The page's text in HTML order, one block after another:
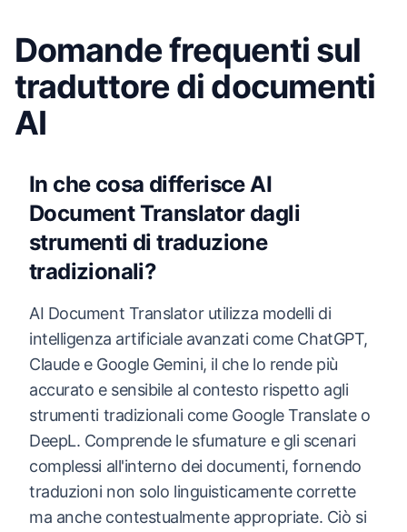
Domande frequenti sul
traduttore di documenti
AI
In che cosa differisce AI
Document Translator dagli
strumenti di traduzione
tradizionali?
AI Document Translator utilizza modelli di
intelligenza artificiale avanzati come ChatGPT,
Claude e Google Gemini, il che lo rende più
accurato e sensibile al contesto rispetto agli
strumenti tradizionali come Google Translate o
DeepL. Comprende le sfumature e gli scenari
complessi all'interno dei documenti, fornendo
traduzioni non solo linguisticamente corrette
ma anche contestualmente appropriate. Ciò si